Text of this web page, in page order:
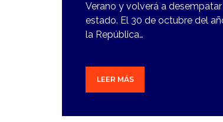
Verano y volverá a
estado. El 30 de octubre del
la República…
LEER MÁS